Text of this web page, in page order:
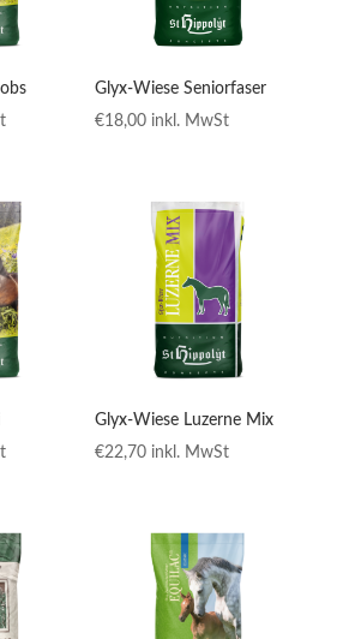
Glyx-Wiese Seniorfaser
€18,00 inkl. MwSt
Glyx-Wiese Luzerne Mix
€22,70 inkl. MwSt